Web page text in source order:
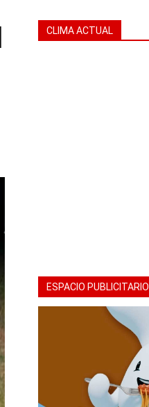
CLIMA ACTUAL
ESPACIO PUBLICITARIO